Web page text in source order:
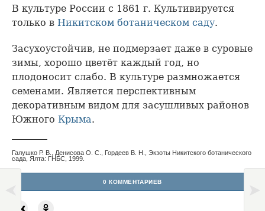
В культуре России с 1861 г. Культивируется
только в Никитском ботаническом саду.
Засухоустойчив, не подмерзает даже в суровые
зимы, хорошо цветёт каждый год, но
плодоносит слабо. В культуре размножается
семенами. Является перспективным
декоративным видом для засушливых районов
Южного Крыма.
Галушко Р. В., Денисова О. С., Гордеев В. Н., Экзоты Никитского ботанического
сада, Ялта: ГНБС, 1999.
0 КОММЕНТАРИЕВ